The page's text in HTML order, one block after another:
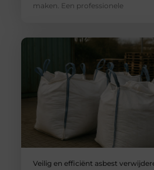
maken. Een professionele
Veilig en efficiënt asbest